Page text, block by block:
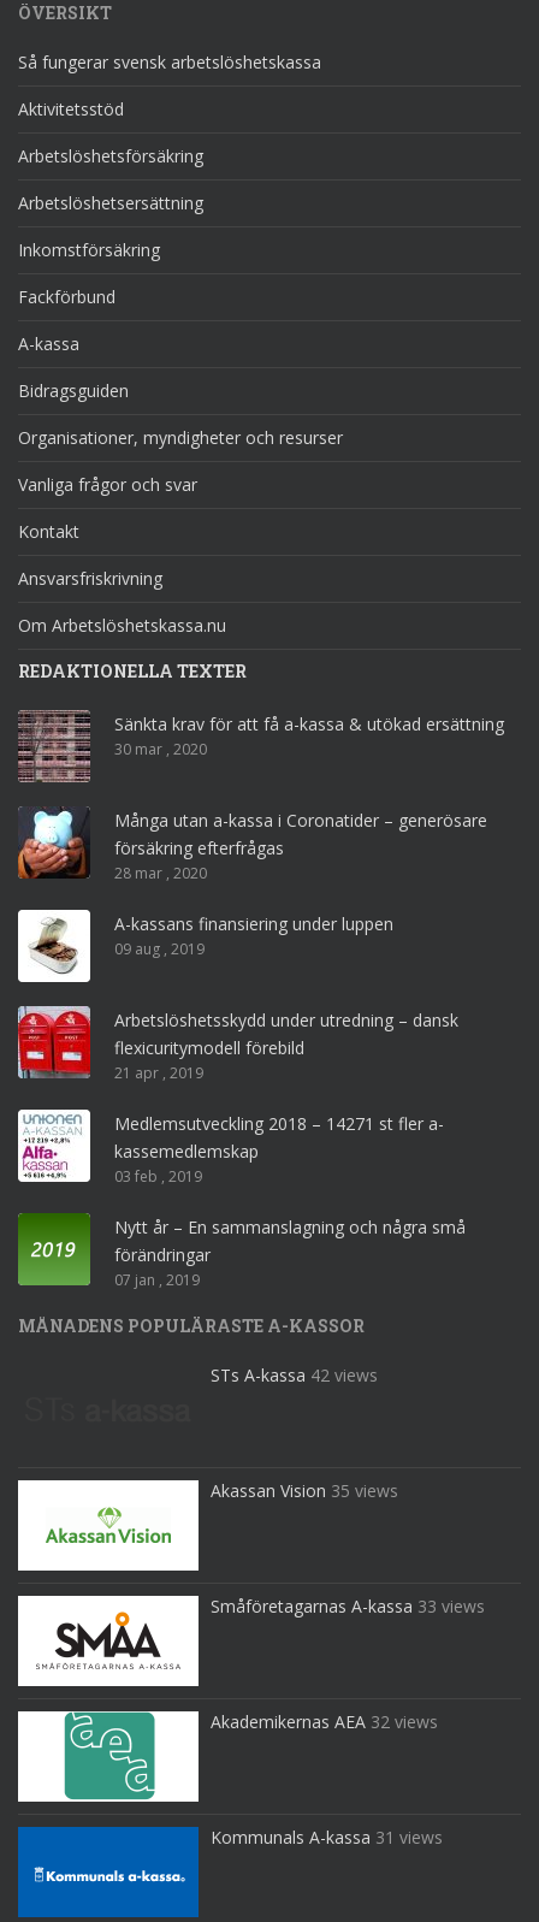
ÖVERSIKT
Så fungerar svensk arbetslöshetskassa
Aktivitetsstöd
Arbetslöshetsförsäkring
Arbetslöshetsersättning
Inkomstförsäkring
Fackförbund
A-kassa
Bidragsguiden
Organisationer, myndigheter och resurser
Vanliga frågor och svar
Kontakt
Ansvarsfriskrivning
Om Arbetslöshetskassa.nu
REDAKTIONELLA TEXTER
Sänkta krav för att få a-kassa & utökad ersättning
30 mar , 2020
Många utan a-kassa i Coronatider – generösare
försäkring efterfrågas
28 mar , 2020
A-kassans finansiering under luppen
09 aug , 2019
Arbetslöshetsskydd under utredning – dansk
flexicuritymodell förebild
21 apr , 2019
Medlemsutveckling 2018 – 14271 st fler a-
kassemedlemskap
03 feb , 2019
Nytt år – En sammanslagning och några små
förändringar
07 jan , 2019
MÅNADENS POPULÄRASTE A-KASSOR
STs A-kassa 42 views
Akassan Vision 35 views
Småföretagarnas A-kassa 33 views
Akademikernas AEA 32 views
Kommunals A-kassa 31 views